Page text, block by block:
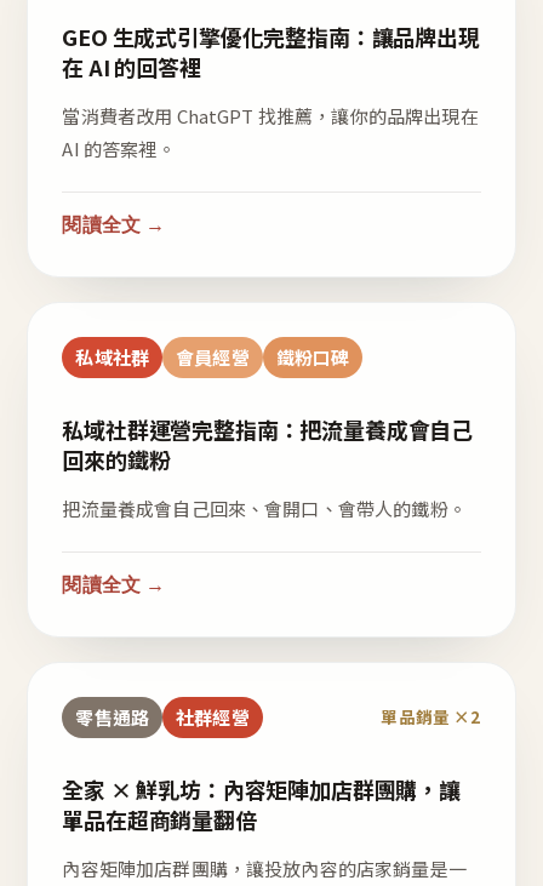
GEO 生成式引擎優化完整指南：讓品牌出現
在 AI 的回答裡
當消費者改用 ChatGPT 找推薦，讓你的品牌出現在
AI 的答案裡。
閱讀全文 →
私域社群 會員經營 鐵粉口碑
私域社群運營完整指南：把流量養成會自己
回來的鐵粉
把流量養成會自己回來、會開口、會帶人的鐵粉。
閱讀全文 →
零售通路 社群經營 單品銷量 ×2
全家 × 鮮乳坊：內容矩陣加店群團購，讓
單品在超商銷量翻倍
內容矩陣加店群團購，讓投放內容的店家銷量是一